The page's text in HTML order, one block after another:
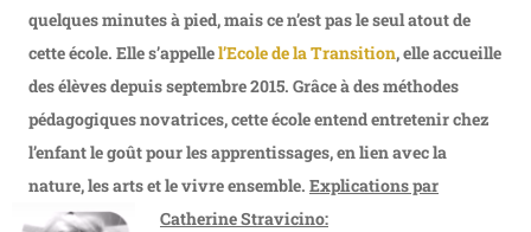
quelques minutes à pied, mais ce n’est pas le seul atout de
cette école. Elle s’appellel’Ecole de la Transition, elle accueille
des élèves depuis septembre 2015. Grâce à des méthodes
pédagogiques novatrices, cette école entend entretenir chez
l’enfant le goût pour les apprentissages, en lien avec la
nature, les arts et le vivre ensemble. Explications par
Catherine Stravicino: